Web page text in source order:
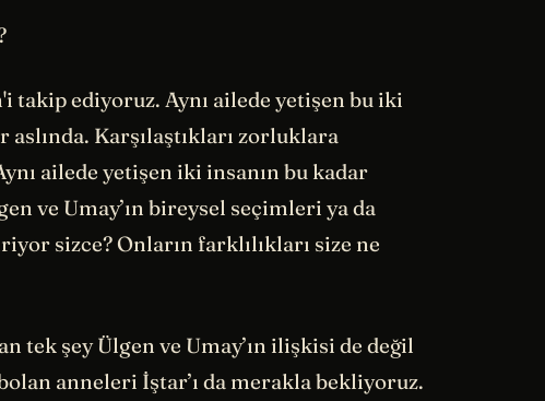
takip ediyoruz. Aynı ailede yetişen bu iki
Karşılaştıkları zorluklara
ailede yetişen iki insanın bu kadar
ve Umay’ın bireysel seçimleri ya da
sizce? Onların farklılıkları size ne
tek şey Ülgen ve Umay’ın ilişkisi de değil
anneleri İştar’ı da merakla bekliyoruz.